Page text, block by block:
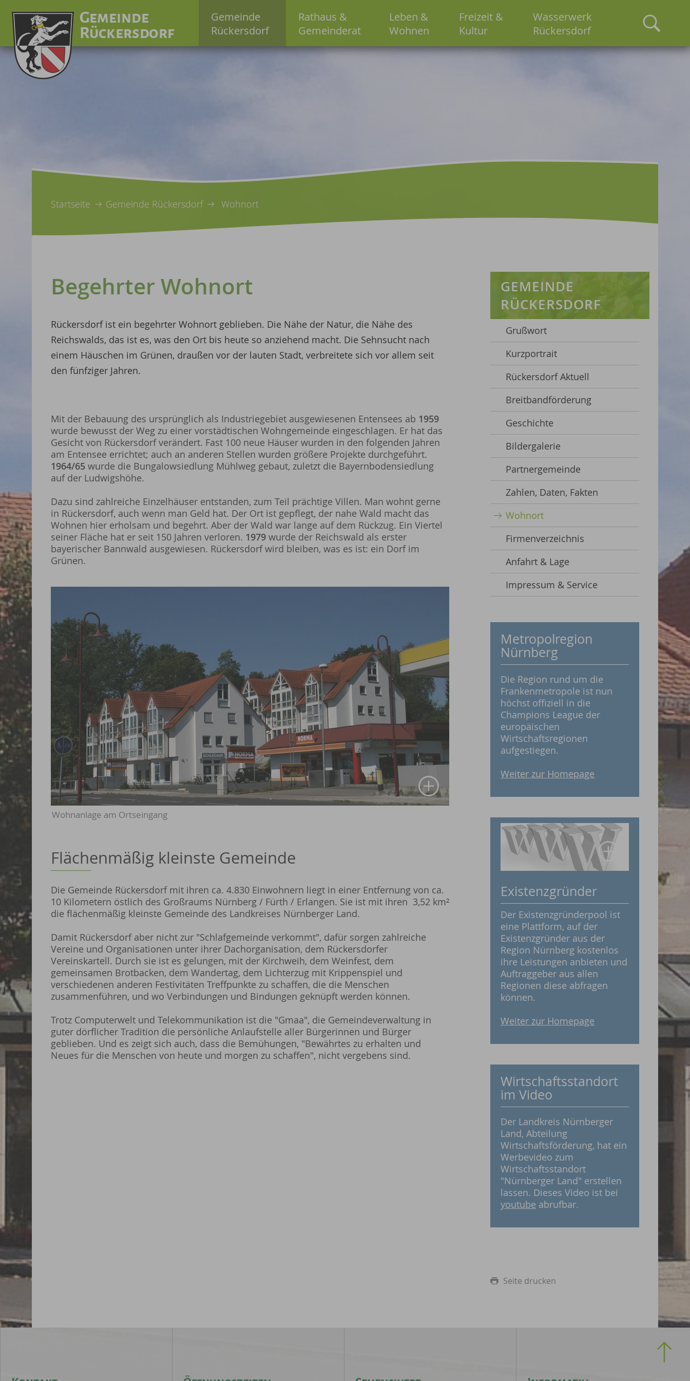
Gemeinde
Rückersdorf
Rathaus &
Gemeinderat
Leben &
Wohnen
Freizeit &
Kultur
Wasserwerk
Rückersdorf
Startseite Gemeinde Rückersdorf Wohnort
Begehrter Wohnort
Rückersdorf ist ein begehrter Wohnort geblieben. Die Nähe der Natur, die Nähe des
Reichswalds, das ist es, was den Ort bis heute so anziehend macht. Die Sehnsucht nach
einem Häuschen im Grünen, draußen vor der lauten Stadt, verbreitete sich vor allem seit
den fünfziger Jahren.
Mit der Bebauung des ursprünglich als Industriegebiet ausgewiesenen Entensees ab 1959
wurde bewusst der Weg zu einer vorstädtischen Wohngemeinde eingeschlagen. Er hat das
Gesicht von Rückersdorf verändert. Fast 100 neue Häuser wurden in den folgenden Jahren
am Entensee errichtet; auch an anderen Stellen wurden größere Projekte durchgeführt.
1964/65wurde die Bungalowsiedlung Mühlweg gebaut, zuletzt die Bayernbodensiedlung
auf der Ludwigshöhe.
Dazu sind zahlreiche Einzelhäuser entstanden, zum Teil prächtige Villen. Man wohnt gerne
in Rückersdorf, auch wenn man Geld hat. Der Ort ist gepflegt, der nahe Wald macht das
Wohnen hier erholsam und begehrt. Aber der Wald war lange auf dem Rückzug. Ein Viertel
seiner Fläche hat er seit 150 Jahren verloren. 1979wurde der Reichswald als erster
bayerischer Bannwald ausgewiesen. Rückersdorf wird bleiben, was es ist: ein Dorf im
Grünen.
Wohnanlage am Ortseingang
Flächenmäßig kleinste Gemeinde
Die Gemeinde Rückersdorf mit ihren ca. 4.830 Einwohnern liegt in einer Entfernung von ca.
10 Kilometern östlich des Großraums Nürnberg / Fürth / Erlangen. Sie ist mit ihren 3,52 km²
die flächenmäßig kleinste Gemeinde des Landkreises Nürnberger Land.
Damit Rückersdorf aber nicht zur "Schlafgemeinde verkommt", dafür sorgen zahlreiche
Vereine und Organisationen unter ihrer Dachorganisation, dem Rückersdorfer
Vereinskartell. Durch sie ist es gelungen, mit der Kirchweih, dem Weinfest, dem
gemeinsamen Brotbacken, dem Wandertag, dem Lichterzug mit Krippenspiel und
verschiedenen anderen Festivitäten Treffpunkte zu schaffen, die die Menschen
zusammenführen, und wo Verbindungen und Bindungen geknüpft werden können.
Trotz Computerwelt und Telekommunikation ist die "Gmaa", die Gemeindeverwaltung in
guter dörflicher Tradition die persönliche Anlaufstelle aller Bürgerinnen und Bürger
geblieben. Und es zeigt sich auch, dass die Bemühungen, "Bewährtes zu erhalten und
Neues für die Menschen von heute und morgen zu schaffen", nicht vergebens sind.
GEMEINDE
RÜCKERSDORF
Grußwort
Kurzportrait
Rückersdorf Aktuell
Breitbandförderung
Geschichte
Bildergalerie
Partnergemeinde
Zahlen, Daten, Fakten
Wohnort
Firmenverzeichnis
Anfahrt & Lage
Impressum & Service
Metropolregion
Nürnberg
Die Region rund um die
Frankenmetropole ist nun
höchst offiziell in die
Champions League der
europäischen
Wirtschaftsregionen
aufgestiegen.
Weiter zur Homepage
Existenzgründer
Der Existenzgründerpool ist
eine Plattform, auf der
Existenzgründer aus der
Region Nürnberg kostenlos
ihre Leistungen anbieten und
Auftraggeber aus allen
Regionen diese abfragen
können.
Weiter zur Homepage
Wirtschaftsstandort
im Video
Der Landkreis Nürnberger
Land, Abteilung
Wirtschaftsförderung, hat ein
Werbevideo zum
Wirtschaftsstandort
"Nürnberger Land" erstellen
lassen. Dieses Video ist bei
youtube abrufbar.
Seite drucken